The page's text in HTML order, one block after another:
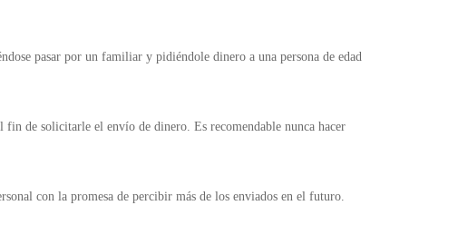
pasar por un familiar y pidiéndole dinero a una persona de edad
fin de solicitarle el envío de dinero. Es recomendable nunca hacer
con la promesa de percibir más de los enviados en el futuro.